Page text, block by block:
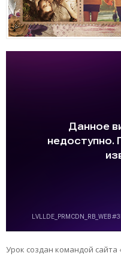
Урок создан командой